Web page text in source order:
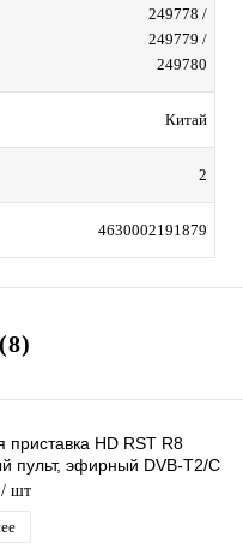
249778 /
249779 /
249780
Китай
2
4630002191879
HD RST R8
пульт, эфирный DVB-T2/C
бесплатное тв
/ шт